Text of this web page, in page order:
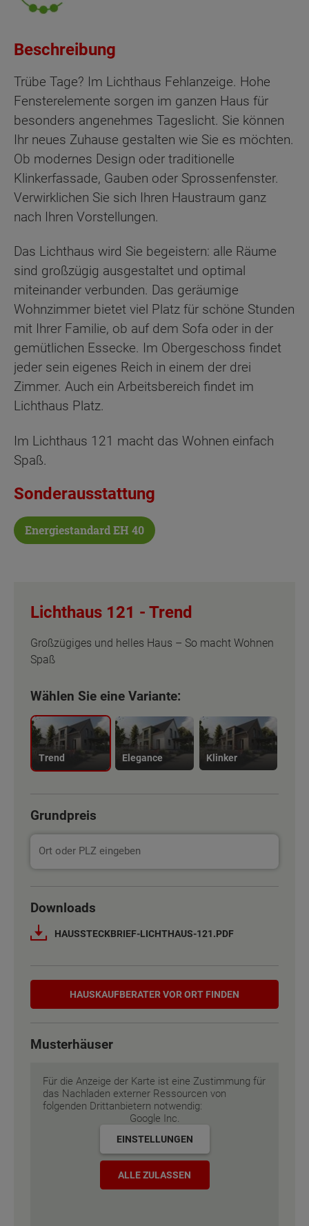
Beschreibung
Trübe Tage? Im Lichthaus Fehlanzeige. Hohe
Fensterelemente sorgen im ganzen Haus für
besonders angenehmes Tageslicht. Sie können
Ihr neues Zuhause gestalten wie Sie es möchten.
Ob modernes Design oder traditionelle
Klinkerfassade, Gauben oder Sprossenfenster.
Verwirklichen Sie sich Ihren Haustraum ganz
nach Ihren Vorstellungen.
Das Lichthaus wird Sie begeistern: alle Räume
sind großzügig ausgestaltet und optimal
miteinander verbunden. Das geräumige
Wohnzimmer bietet viel Platz für schöne Stunden
mit Ihrer Familie, ob auf dem Sofa oder in der
gemütlichen Essecke. Im Obergeschoss findet
jeder sein eigenes Reich in einem der drei
Zimmer. Auch ein Arbeitsbereich findet im
Lichthaus Platz.
Im Lichthaus 121 macht das Wohnen einfach
Spaß.
Sonderausstattung
Energiestandard EH 40
Basisinformation
Außenmaße 7.88 m x 9.88 m
Inklusivausstattung
Basisinformation
Außenmaße 7.88 m x 9.88 m
Inklusivausstattung
Lichthaus 121 - Trend
Großzügiges und helles Haus – So macht Wohnen
Spaß
Wählen Sie eine Variante:
Trend Elegance Klinker
Grundpreis
Downloads
HAUSSTECKBRIEF-LICHTHAUS-121.PDF
Hauskaufberater
HAUSKAUF­BERATER VOR ORT FINDEN
Musterhäuser
Für die Anzeige der Karte ist eine Zustimmung für
das Nachladen externer Ressourcen von
folgenden Drittanbietern notwendig:
Google Inc.
EINSTELLUNGEN
ALLE ZULASSEN